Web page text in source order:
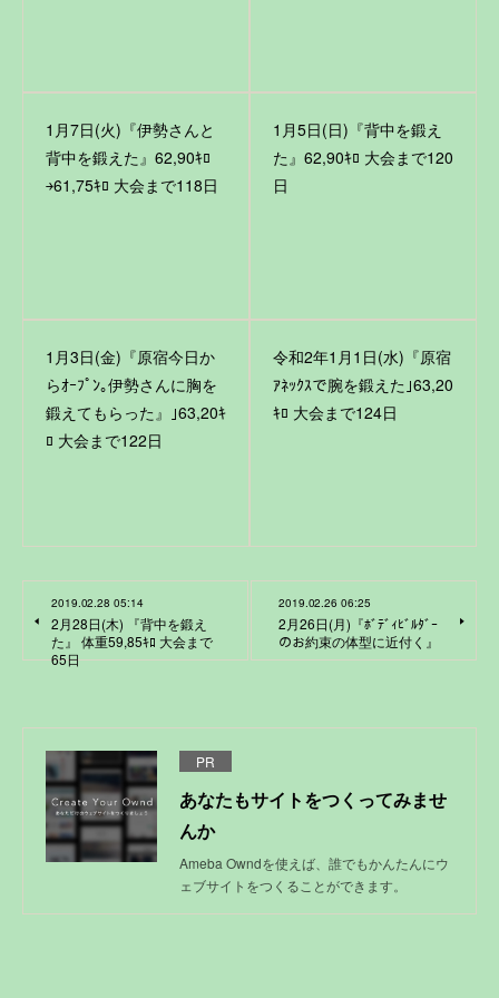
1月7日(火)『伊勢さんと
背中を鍛えた』62,90ｷﾛ
￫61,75ｷﾛ 大会まで118日
1月5日(日)『背中を鍛え
た』62,90ｷﾛ 大会まで120
日
1月3日(金)『原宿今日か
らｵｰﾌﾟﾝ｡伊勢さんに胸を
鍛えてもらった』｣63,20ｷ
ﾛ 大会まで122日
令和2年1月1日(水)『原宿
ｱﾈｯｸｽで腕を鍛えた｣63,20
ｷﾛ 大会まで124日
2019.02.28 05:14
2月28日(木) 『背中を鍛え
た』 体重59,85ｷﾛ 大会まで
65日
2019.02.26 06:25
2月26日(月)『ﾎﾞﾃﾞｨﾋﾞﾙﾀﾞｰ
のお約束の体型に近付く』
PR
あなたもサイトをつくってみませ
んか
Ameba Owndを使えば、誰でもかんたんにウ
ェブサイトをつくることができます。